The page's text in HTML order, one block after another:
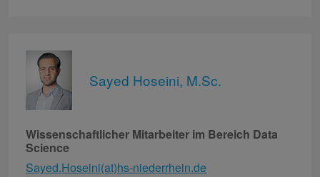
Sayed Hoseini, M.Sc.
Wissenschaftlicher Mitarbeiter im Bereich Data
Science
Sayed.Hoseini(at)hs-niederrhein.de